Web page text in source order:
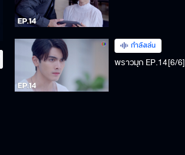
กำลังเล่น
พราวมุก EP.14[6/6]